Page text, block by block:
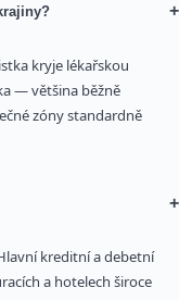
+
kryje lékařskou
— většina běžně
zóny standardně
+
kreditní a debetní
a hotelech široce